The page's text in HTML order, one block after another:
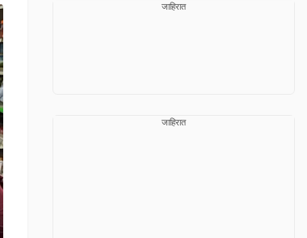
जाहिरात
जाहिरात